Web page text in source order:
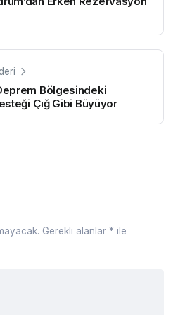
Bölgesindeki
Çığ Gibi Büyüyor
Gerekli alanlar * ile